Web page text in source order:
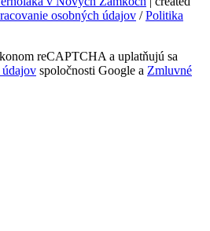
osobných údajov /Politika
reCAPTCHA a uplatňujú sa
údajov spoločnosti Google a Zmluvné